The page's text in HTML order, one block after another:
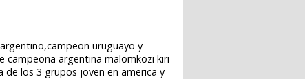
uruguayo y
campeona argentina malomkozi kiri
los 3 grupos joven en america y